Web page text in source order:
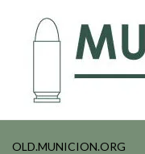
OLD.MUNICION.ORG